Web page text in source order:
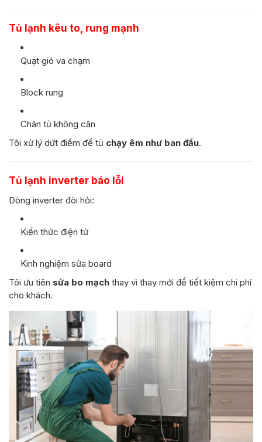
Tủ lạnh kêu to, rung mạnh
Quạt gió va chạm
Block rung
Chân tủ không cân
Tôi xử lý dứt điểm để tủ chạy êm như ban đầu.
Tủ lạnh inverter báo lỗi
Dòng inverter đòi hỏi:
Kiến thức điện tử
Kinh nghiệm sửa board
Tôi ưu tiên sửa bo mạch thay vì thay mới để tiết kiệm chi phí
cho khách.